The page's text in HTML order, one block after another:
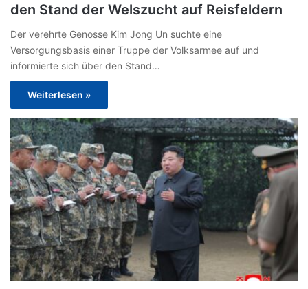
den Stand der Welszucht auf Reisfeldern
Der verehrte Genosse Kim Jong Un suchte eine
Versorgungsbasis einer Truppe der Volksarmee auf und
informierte sich über den Stand…
Weiterlesen »